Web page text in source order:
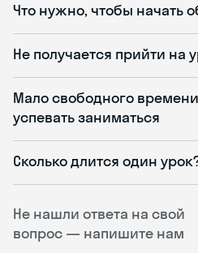
Не нашли ответа на свой
вопрос — напишите нам
Что нужно, чтобы начать
Не получается прийти на
Мало свободного
успевать заниматься
Сколько длится один